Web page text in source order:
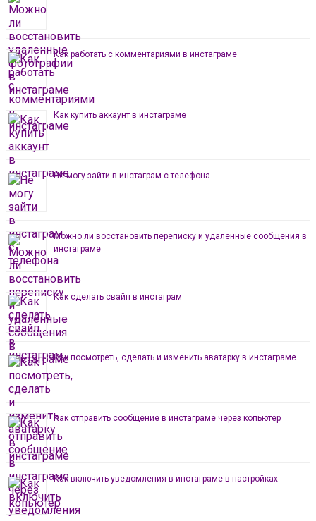
Как работать с комментариями в инстаграме
Как купить аккаунт в инстаграме
Не могу зайти в инстаграм с телефона
Можно ли восстановить переписку и удаленные сообщения в
инстаграме
Как сделать свайп в инстаграм
Как посмотреть, сделать и изменить аватарку в инстаграме
Как отправить сообщение в инстаграме через копьютер
Как включить уведомления в инстаграме в настройках